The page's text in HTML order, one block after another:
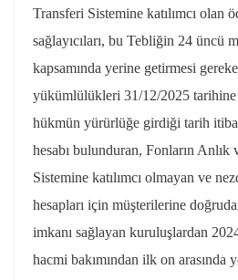
Transferi Sistemine katılımcı olan
sağlayıcıları, bu Tebliğin 24 üncü
kapsamında yerine getirmesi
yükümlülükleri 31/12/2025
hükmün yürürlüğe girdiği tarih
hesabı bulunduran, Fonların
Sistemine katılımcı olmayan ve
hesapları için müşterilerine
imkanı sağlayan kuruluşlardan
hacmi bakımından ilk on arasında